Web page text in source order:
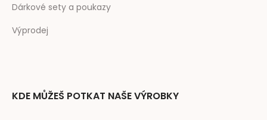
Dárkové sety a poukazy
Výprodej
KDE MŮŽEŠ POTKAT NAŠE VÝROBKY